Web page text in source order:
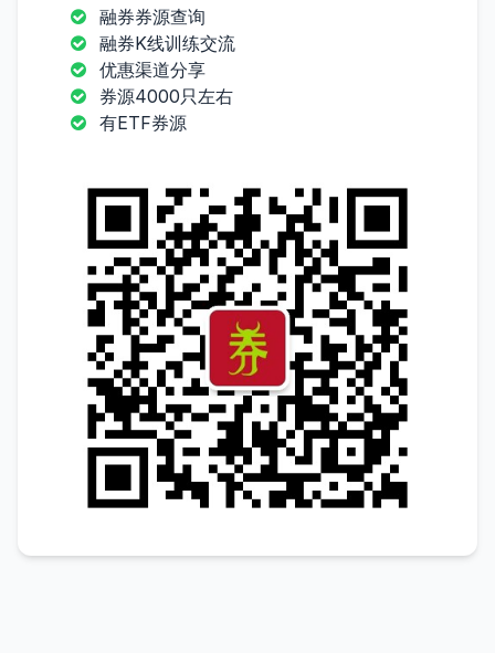
融券券源查询
融券K线训练交流
优惠渠道分享
券源4000只左右
有ETF券源